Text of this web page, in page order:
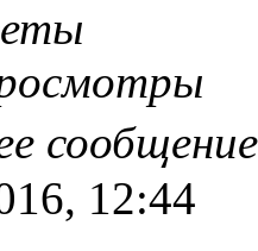
12:44